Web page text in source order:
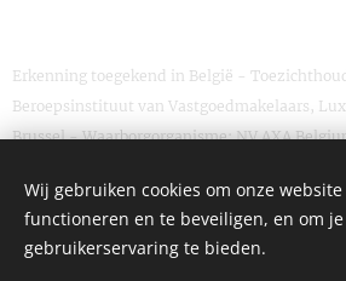
Erkenning toegekend in België -
Beroepsinstituut van Vastgoedmakelaars,
Brussel - Waarborgorganisme: NV AXA
Wij gebruiken cookies om onze
functioneren en te beveiligen, en om
gebruikerservaring te bieden.